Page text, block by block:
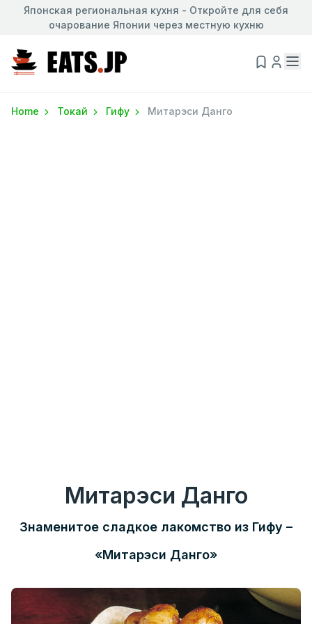
Японская региональная кухня - Откройте для себя
очарование Японии через местную кухню
Home Токай Гифу Митарэси Данго
Митарэси Данго
Знаменитое сладкое лакомство из Гифу –
«Митарэси Данго»